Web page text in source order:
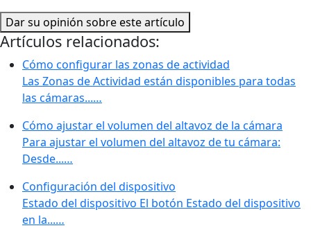
Dar su opinión sobre este artículo
Artículos relacionados:
Cómo configurar las zonas de actividad
Las Zonas de Actividad están disponibles para todas
las cámaras...…
Cómo ajustar el volumen del altavoz de la cámara
Para ajustar el volumen del altavoz de tu cámara:
Desde...…
Configuración del dispositivo
Estado del dispositivo El botón Estado del dispositivo
en la...…